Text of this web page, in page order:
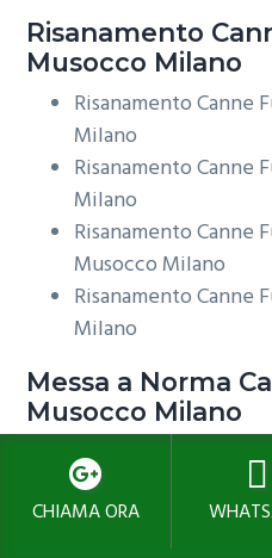
Risanamento
Musocco Milano
Risanamento Canne
Milano
Risanamento Canne
Milano
Risanamento Canne
Musocco Milano
Risanamento Canne
Milano
Messa a Norma
Musocco Milano
Messa a Norma
Milano
Messa a Norma
CHIAMA ORA